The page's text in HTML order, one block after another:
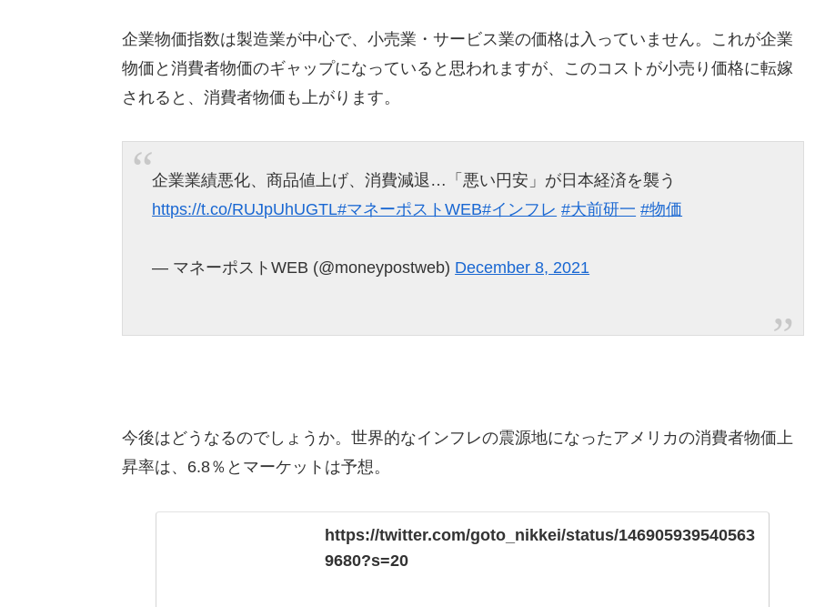
企業物価指数は製造業が中心で、小売業・サービス業の価格は入っていません。これが企業
物価と消費者物価のギャップになっていると思われますが、このコストが小売り価格に転嫁
されると、消費者物価も上がります。
企業業績悪化、商品値上げ、消費減退…「悪い円安」が日本経済を襲う
https://t.co/RUJpUhUGTL#マネーポストWEB#インフレ #大前研一 #物価
— マネーポストWEB (@moneypostweb) December 8, 2021
今後はどうなるのでしょうか。世界的なインフレの震源地になったアメリカの消費者物価上
昇率は、6.8％とマーケットは予想。
https://twitter.com/goto_nikkei/status/146905939540563
9680?s=20